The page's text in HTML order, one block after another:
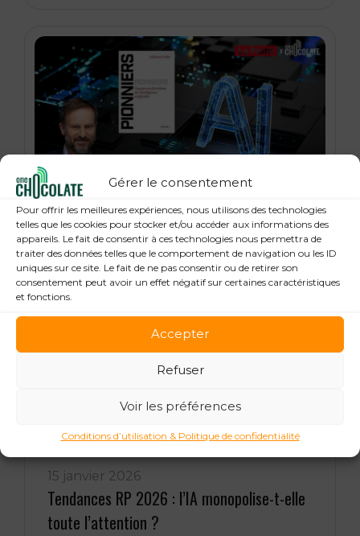
Gérer le consentement
Pour offrir les meilleures expériences, nous utilisons des technologies
telles que les cookies pour stocker et/ou accéder aux informations des
appareils. Le fait de consentir à ces technologies nous permettra de
traiter des données telles que le comportement de navigation ou les ID
uniques sur ce site. Le fait de ne pas consentir ou de retirer son
consentement peut avoir un effet négatif sur certaines caractéristiques
et fonctions.
Accepter
Refuser
Voir les préférences
Conditions d’utilisation & Politique de confidentialité
21 janvier 2026
« Pionniers », anatomie des leaders de la
Tech : Guillaume Grallet, Le Point
15 janvier 2026
Tendances RP 2026 : l’IA monopolise-t-elle
toute l’attention ?